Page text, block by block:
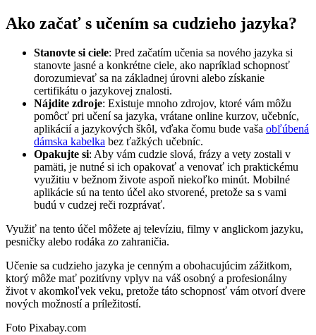
Ako začať s učením sa cudzieho jazyka?
Stanovte si ciele: Pred začatím učenia sa nového jazyka si
stanovte jasné a konkrétne ciele, ako napríklad schopnosť
dorozumievať sa na základnej úrovni alebo získanie
certifikátu o jazykovej znalosti.
Nájdite zdroje: Existuje mnoho zdrojov, ktoré vám môžu
pomôcť pri učení sa jazyka, vrátane online kurzov, učebníc,
aplikácií a jazykových škôl, vďaka čomu bude vaša obľúbená
dámska kabelka bez ťažkých učebníc.
Opakujte si: Aby vám cudzie slová, frázy a vety zostali v
pamäti, je nutné si ich opakovať a venovať ich praktickému
využitiu v bežnom živote aspoň niekoľko minút. Mobilné
aplikácie sú na tento účel ako stvorené, pretože sa s vami
budú v cudzej reči rozprávať.
Využiť na tento účel môžete aj televíziu, filmy v anglickom jazyku,
pesničky alebo rodáka zo zahraničia.
Učenie sa cudzieho jazyka je cenným a obohacujúcim zážitkom,
ktorý môže mať pozitívny vplyv na váš osobný a profesionálny
život v akomkoľvek veku, pretože táto schopnosť vám otvorí dvere
nových možností a príležitostí.
Foto Pixabay.com